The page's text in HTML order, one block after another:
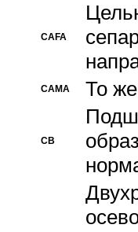
CAFA
CAMA То
CB